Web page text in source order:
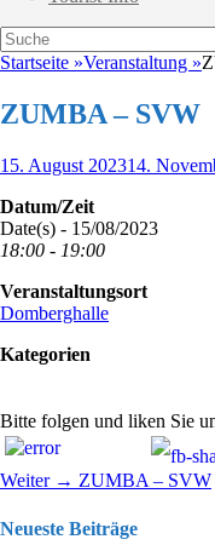
Suche
Suche
nach:
Startseite »Veranstaltung »
ZUMBA – SVW
Veröffentlicht
15. August 202314.
Datum/Zeit
Date(s) - 15/08/2023
18:00 - 19:00
Veranstaltungsort
Domberghalle
Kategorien
Bitte folgen und liken Sie
Weiter → Nächster
ZUMBA – SVW
Neueste Beiträge